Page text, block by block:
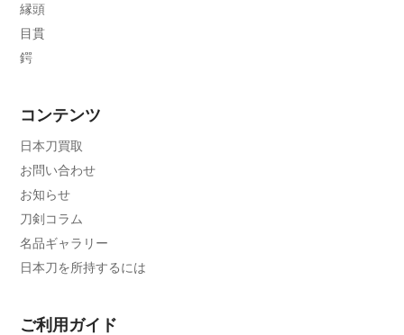
縁頭
目貫
鍔
コンテンツ
日本刀買取
お問い合わせ
お知らせ
刀剣コラム
名品ギャラリー
日本刀を所持するには
ご利用ガイド